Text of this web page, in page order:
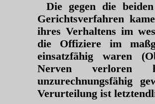
Die gegen die
Gerichtsverfahren
ihres Verhaltens im
die Offiziere im
einsatzfähig waren
Nerven verloren
unzurechnungsfähig
Verurteilung ist